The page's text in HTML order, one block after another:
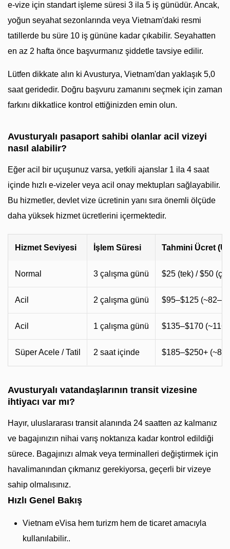
e-vize için standart işleme süresi 3 ila 5 iş günüdür. Ancak,
yoğun seyahat sezonlarında veya Vietnam'daki resmi
tatillerde bu süre 10 iş gününe kadar çıkabilir. Seyahatten
en az 2 hafta önce başvurmanız şiddetle tavsiye edilir.
Lütfen dikkate alın ki Avusturya, Vietnam'dan yaklaşık 5,0
saat geridedir. Doğru başvuru zamanını seçmek için zaman
farkını dikkatlice kontrol ettiğinizden emin olun.
Avusturyalı pasaport sahibi olanlar acil vizeyi
nasıl alabilir?
Eğer acil bir uçuşunuz varsa, yetkili ajanslar 1 ila 4 saat
içinde hızlı e-vizeler veya acil onay mektupları sağlayabilir.
Bu hizmetler, devlet vize ücretinin yanı sıra önemli ölçüde
daha yüksek hizmet ücretlerini içermektedir.
Hizmet Seviyesi İşlem Süresi Tahmini Ücret
Normal 3 çalışma günü $25 (tek) / $50
Acil 2 çalışma günü $95–$125
Acil 1 çalışma günü $135–$170
Süper Acele / Tatil 2 saat içinde $185–$250+
Avusturyalı vatandaşlarının transit vizesine
ihtiyacı var mı?
Hayır, uluslararası transit alanında 24 saatten az kalmanız
ve bagajınızın nihai varış noktanıza kadar kontrol edildiği
sürece. Bagajınızı almak veya terminalleri değiştirmek için
havalimanından çıkmanız gerekiyorsa, geçerli bir vizeye
sahip olmalısınız.
Hızlı Genel Bakış
Vietnam eVisa hem turizm hem de ticaret amacıyla
kullanılabilir..